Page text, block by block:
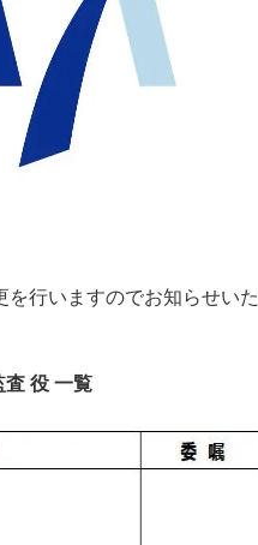
行いますのでお知らせいた
査 役 一覧